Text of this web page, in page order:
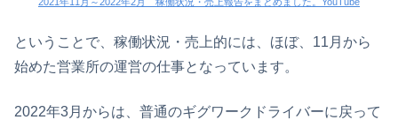
ということで、稼働状況・売上的には、ほぼ、11月から
始めた営業所の運営の仕事となっています。
2022年3月からは、普通のギグワークドライバーに戻って